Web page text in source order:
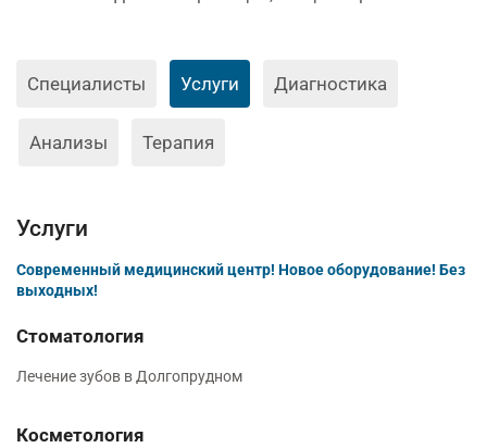
Специалисты Услуги Диагностика
Анализы Терапия
Услуги
Современный медицинский центр! Новое оборудование! Без
выходных!
Стоматология
Лечение зубов в Долгопрудном
Косметология